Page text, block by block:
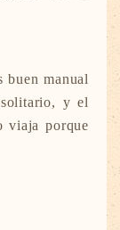
buen manual
y el
viaja porque